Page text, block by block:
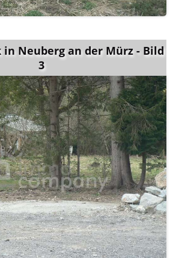
in Neuberg an der Mürz - Bild
3